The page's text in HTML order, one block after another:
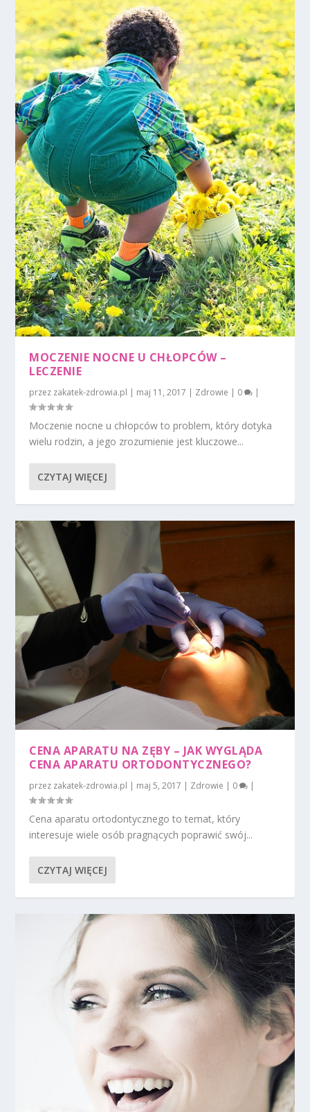
MOCZENIE NOCNE U CHŁOPCÓW –
LECZENIE
przez zakatek-zdrowia.pl | maj 11, 2017 | Zdrowie | 0 |
Moczenie nocne u chłopców to problem, który dotyka
wielu rodzin, a jego zrozumienie jest kluczowe...
CZYTAJ WIĘCEJ
CENA APARATU NA ZĘBY – JAK WYGLĄDA
CENA APARATU ORTODONTYCZNEGO?
przez zakatek-zdrowia.pl | maj 5, 2017 | Zdrowie | 0 |
Cena aparatu ortodontycznego to temat, który
interesuje wiele osób pragnących poprawić swój...
CZYTAJ WIĘCEJ